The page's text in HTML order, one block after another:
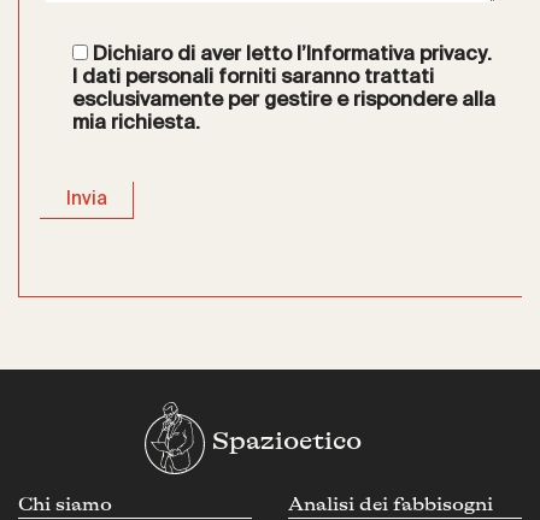
Dichiaro di aver letto l’Informativa privacy.
I dati personali forniti saranno trattati
esclusivamente per gestire e rispondere alla
mia richiesta.
Spazioetico
Chi siamo Analisi dei fabbisogni